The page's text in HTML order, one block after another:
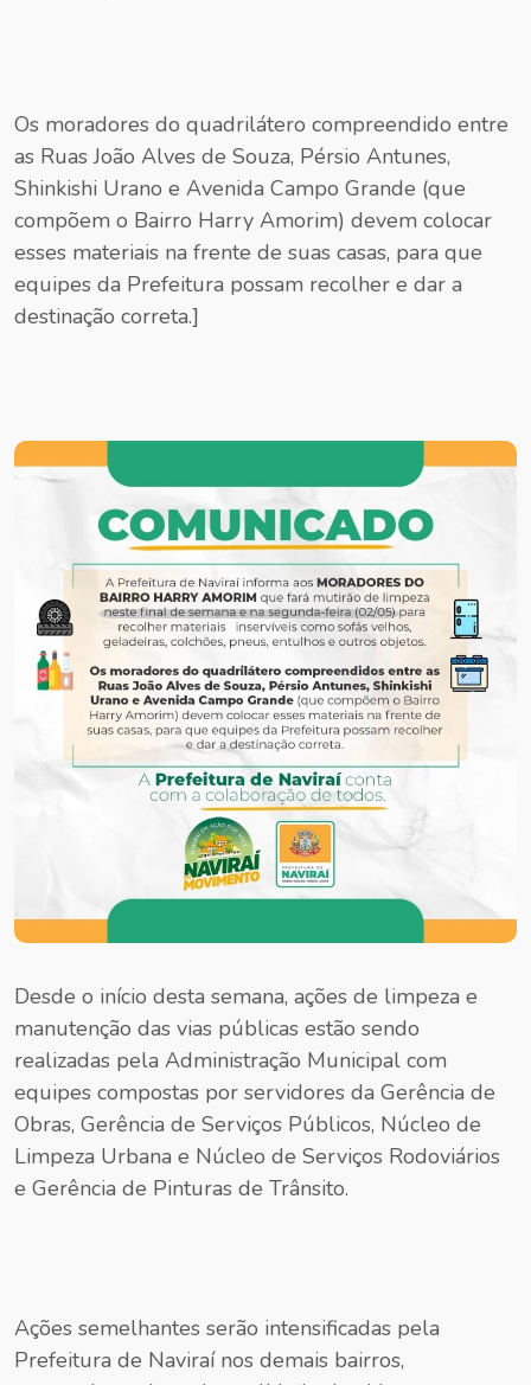
Os moradores do quadrilátero compreendido entre
as Ruas João Alves de Souza, Pérsio Antunes,
Shinkishi Urano e Avenida Campo Grande (que
compõem o Bairro Harry Amorim) devem colocar
esses materiais na frente de suas casas, para que
equipes da Prefeitura possam recolher e dar a
destinação correta.]
Desde o início desta semana, ações de limpeza e
manutenção das vias públicas estão sendo
realizadas pela Administração Municipal com
equipes compostas por servidores da Gerência de
Obras, Gerência de Serviços Públicos, Núcleo de
Limpeza Urbana e Núcleo de Serviços Rodoviários
e Gerência de Pinturas de Trânsito.
Ações semelhantes serão intensificadas pela
Prefeitura de Naviraí nos demais bairros,